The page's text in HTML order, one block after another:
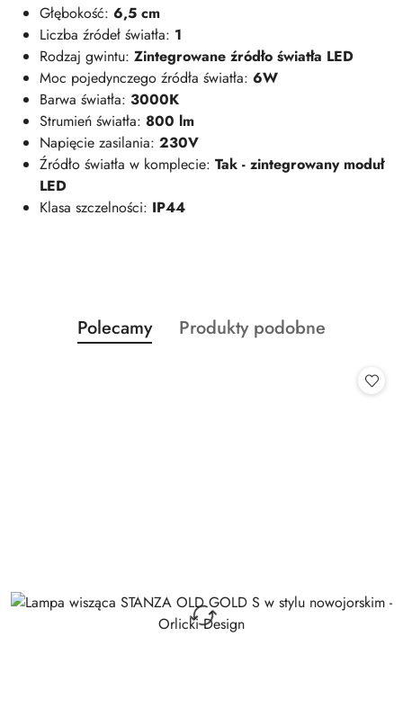
Głębokość: 6,5 cm
Liczba źródeł światła: 1
Rodzaj gwintu: Zintegrowane źródło światła LED
Moc pojedynczego źródła światła: 6W
Barwa światła: 3000K
Strumień światła: 800 lm
Napięcie zasilania: 230V
Źródło światła w komplecie: Tak - zintegrowany moduł
LED
Klasa szczelności: IP44
Pomiń karuzelę produktów
Produkty
o
Polecamy
Produkty
Produkty podobne